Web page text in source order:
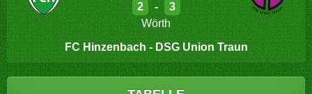
2 -
3
Wörth
FC Hinzenbach - DSG Union Traun